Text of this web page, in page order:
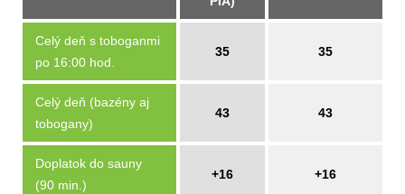
Celý deň s toboganmi
po 16:00 hod.
35 35
Celý deň (bazény aj
tobogany)
43 43
Doplatok do sauny
(90 min.)
+16 +16